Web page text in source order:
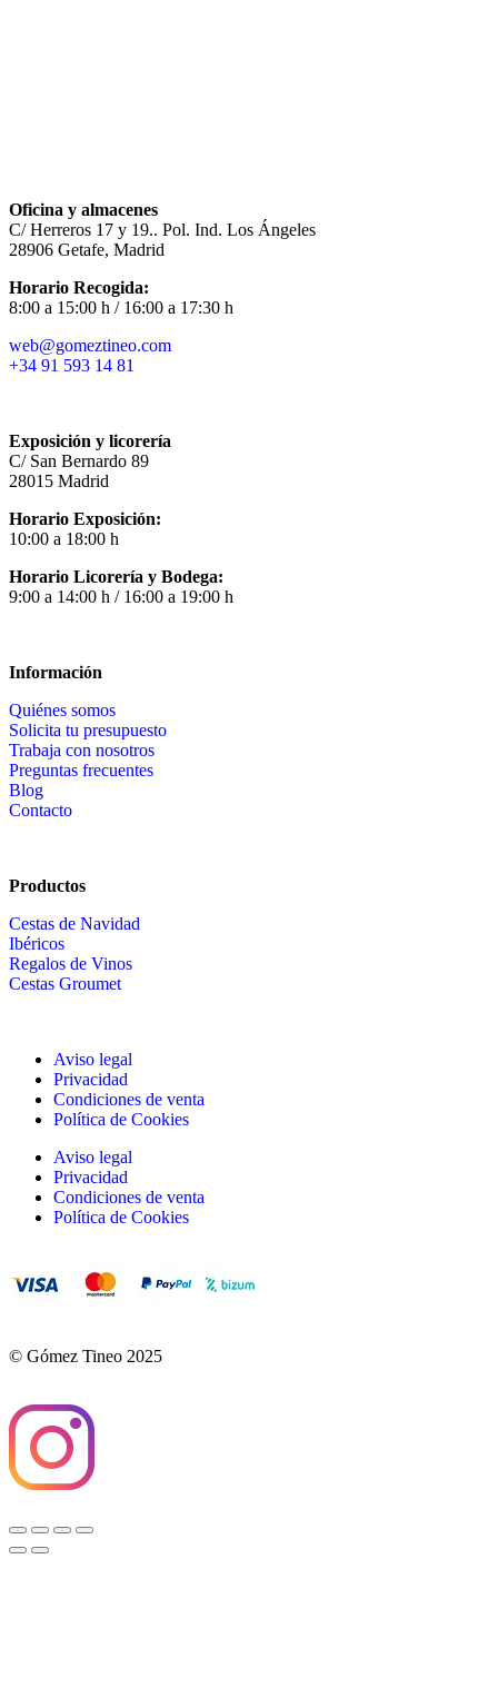
Oficina y almacenes
C/ Herreros 17 y 19.. Pol. Ind. Los Ángeles
28906 Getafe, Madrid
Horario Recogida:
8:00 a 15:00 h / 16:00 a 17:30 h
web@gomeztineo.com
+34 91 593 14 81
Exposición y licorería
C/ San Bernardo 89
28015 Madrid
Horario Exposición:
10:00 a 18:00 h
Horario Licorería y Bodega:
9:00 a 14:00 h / 16:00 a 19:00 h
Información
Quiénes somos
Solicita tu presupuesto
Trabaja con nosotros
Preguntas frecuentes
Blog
Contacto
Productos
Cestas de Navidad
Ibéricos
Regalos de Vinos
Cestas Groumet
Aviso legal
Privacidad
Condiciones de venta
Política de Cookies
Aviso legal
Privacidad
Condiciones de venta
Política de Cookies
© Gómez Tineo 2025